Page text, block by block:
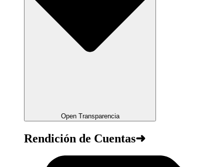
Open Transparencia
Rendición de Cuentas➜